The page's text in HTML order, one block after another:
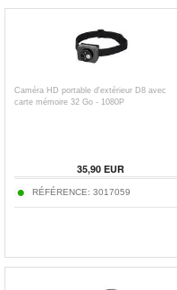
Caméra HD portable d'extérieur D8 avec
carte mémoire 32 Go - 1080P
35,90EUR
RÉFÉRENCE: 3017059